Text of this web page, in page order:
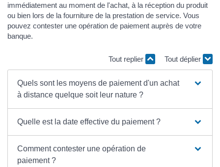
immédiatement au moment de l'achat, à la réception du produit
ou bien lors de la fourniture de la prestation de service. Vous
pouvez contester une opération de paiement auprès de votre
banque.
Tout replier Tout déplier
Quels sont les moyens de paiement d'un achat
à distance quelque soit leur nature ?
Quelle est la date effective du paiement ?
Comment contester une opération de
paiement ?